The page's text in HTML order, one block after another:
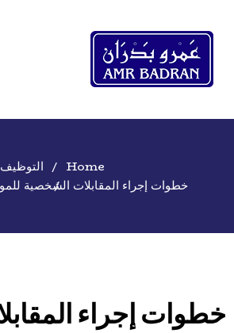
Home
التوظيف
خطوات إجراء المقابلات الشخصية
خطوات إجراء